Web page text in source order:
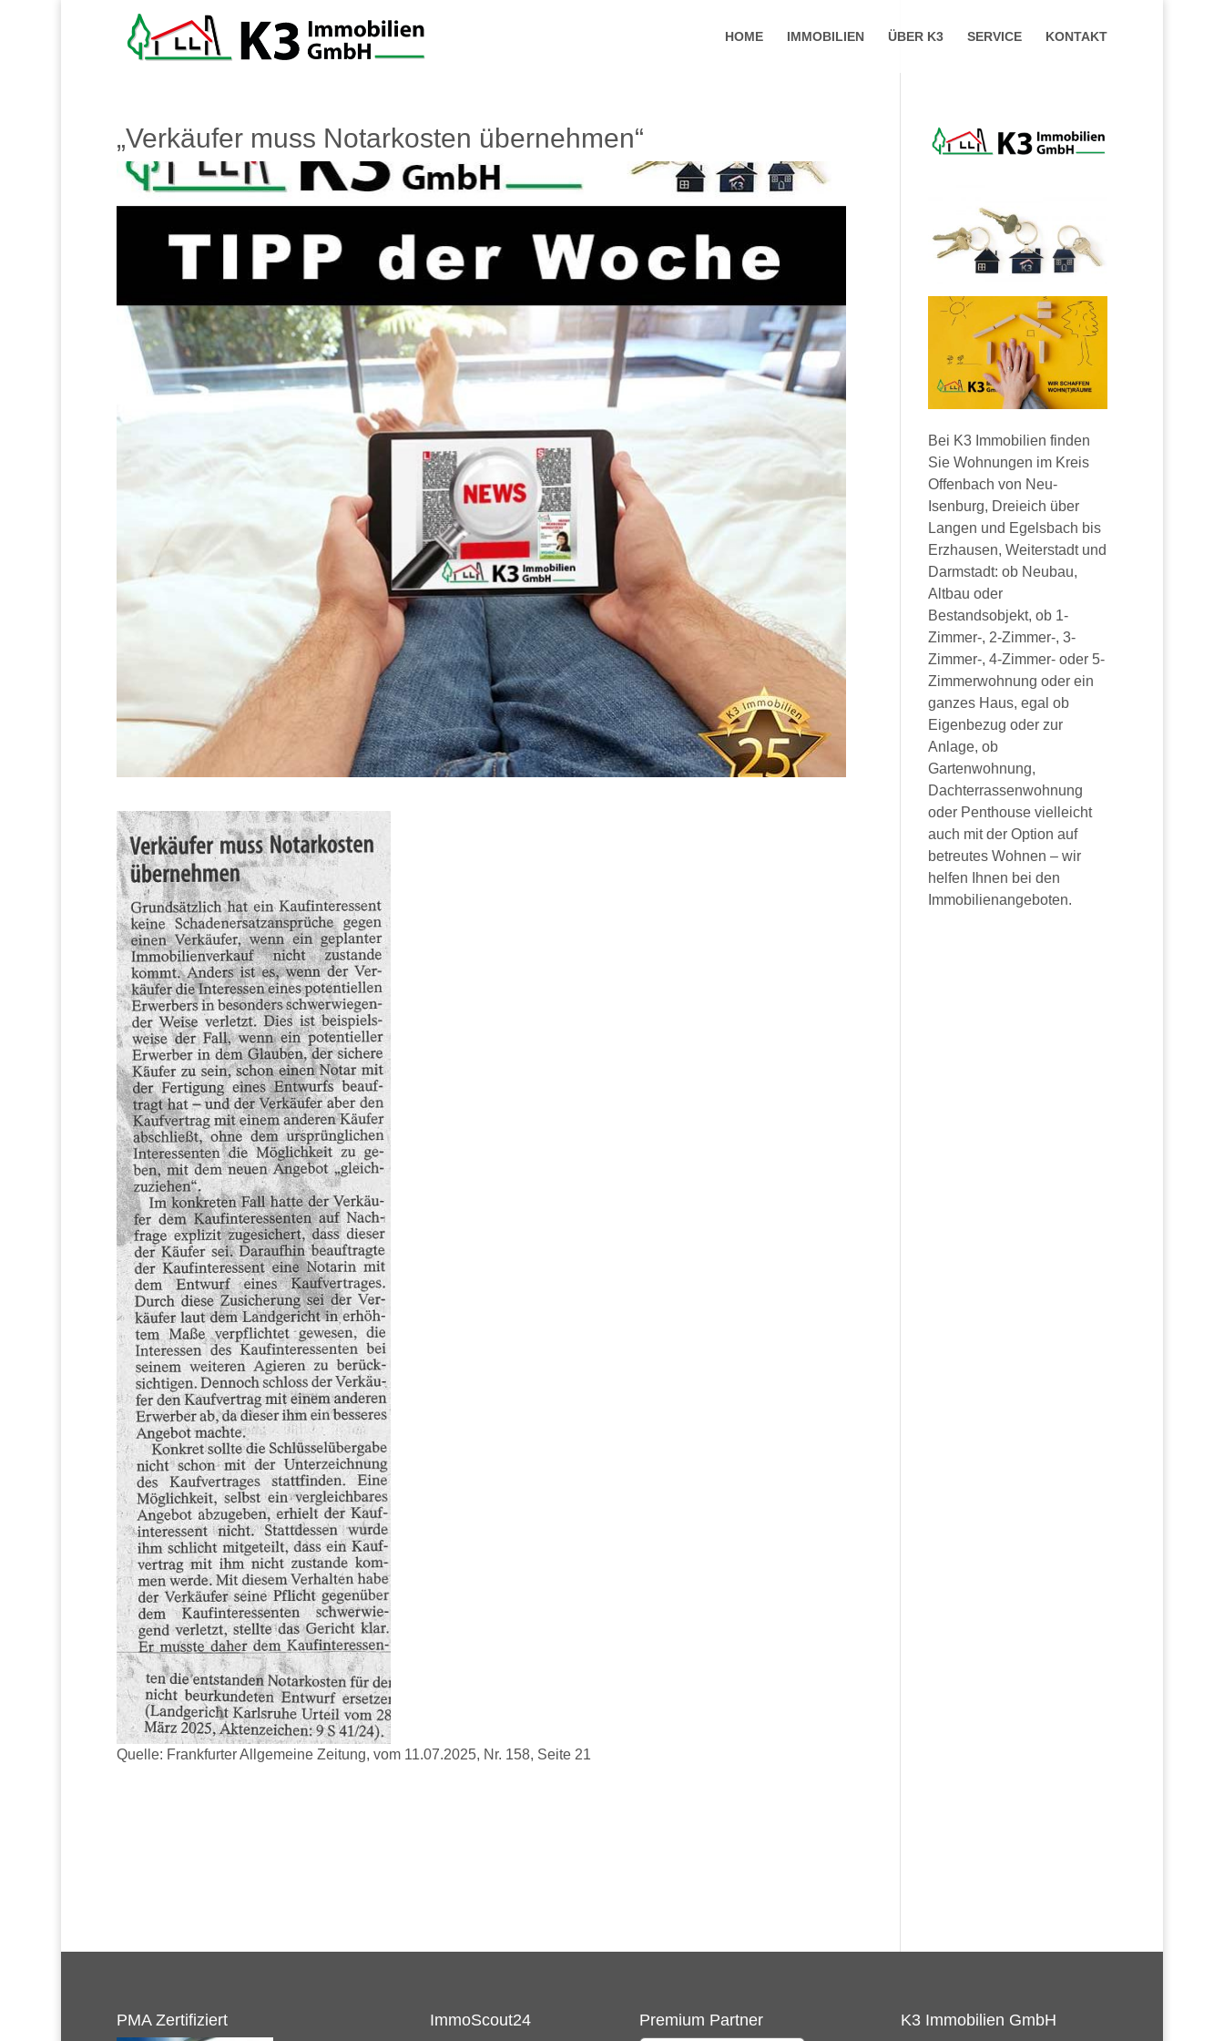
HOME IMMOBILIEN ÜBER K3 SERVICE KONTAKT
„Verkäufer muss Notarkosten übernehmen“
Quelle: Frankfurter Allgemeine Zeitung, vom 11.07.2025, Nr. 158, Seite 21
Bei K3 Immobilien finden
Sie Wohnungen im Kreis
Offenbach von Neu-
Isenburg, Dreieich über
Langen und Egelsbach bis
Erzhausen, Weiterstadt und
Darmstadt: ob Neubau,
Altbau oder
Bestandsobjekt, ob 1-
Zimmer-, 2-Zimmer-, 3-
Zimmer-, 4-Zimmer- oder 5-
Zimmerwohnung oder ein
ganzes Haus, egal ob
Eigenbezug oder zur
Anlage, ob
Gartenwohnung,
Dachterrassenwohnung
oder Penthouse vielleicht
auch mit der Option auf
betreutes Wohnen – wir
helfen Ihnen bei den
Immobilienangeboten.
PMA Zertifiziert ImmoScout24 Premium Partner K3 Immobilien GmbH